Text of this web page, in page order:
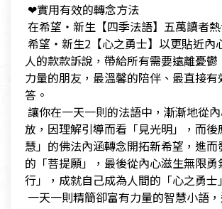
​ ❤實用有效的轉念方法
在希望‧新生【四季法語】五萬讀者
希望‧新生2【心之勇士】以更貼近內
人的款款訴說，帶給所有需要遠離憂
力量的朋友，最溫馨的陪伴、最直接
答。
讓你在一天一則的法語中，漸漸地從
放，因理解引導而看「見光明」，而後
慧」的佛法內涵轉念開拓新希望，進而
的「菩提願」，最後從內心滋生無限
行」，成就自己成為人間的「心之勇士
一天一則精簡卻富有力量的智慧小語